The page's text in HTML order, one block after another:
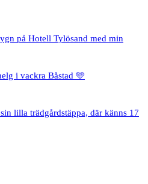
på Hotell Tylösand med min
i vackra Båstad 🩵
lilla trädgårdstäppa, där känns 17